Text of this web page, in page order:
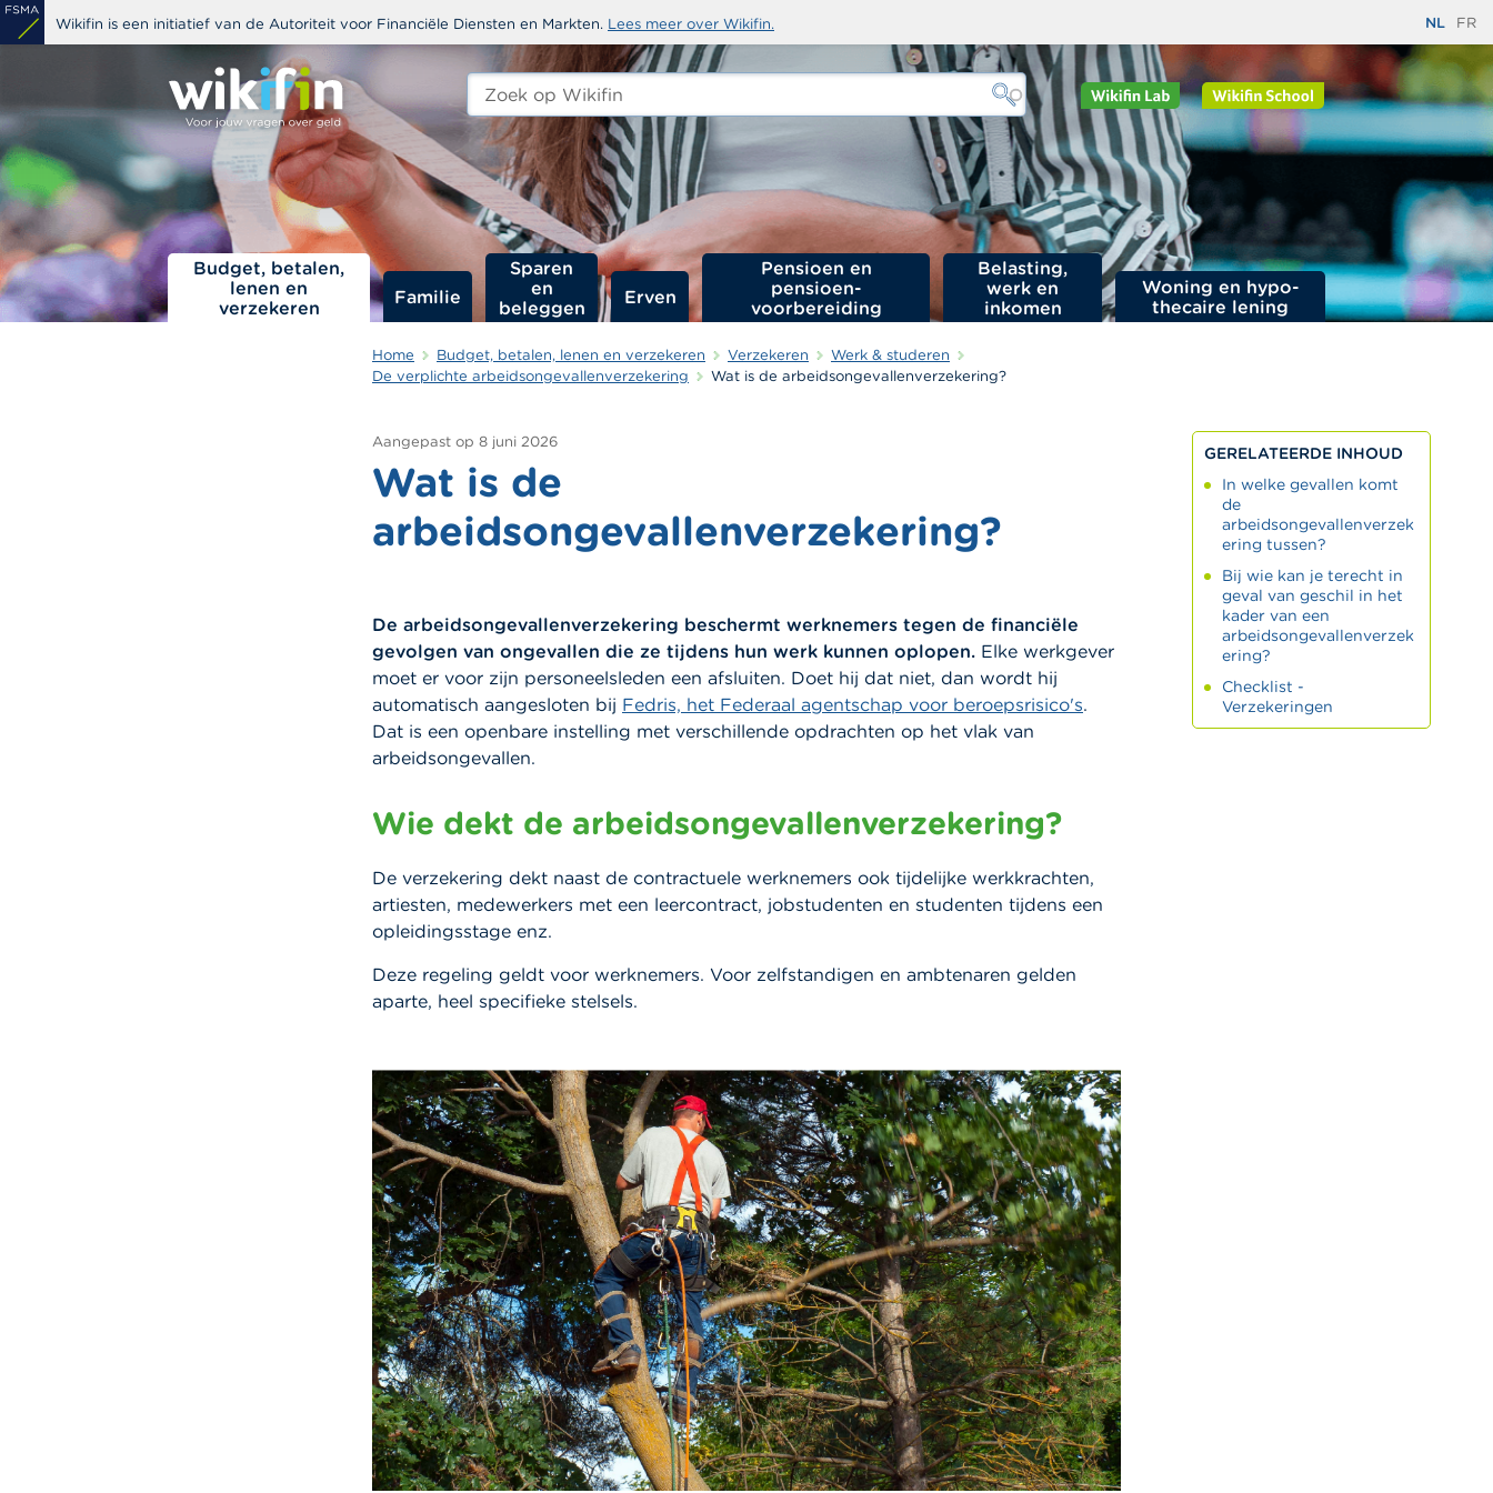
Overslaan
en
inhoud
gaan
Wikifin is een initiatief van de Autoriteit voor Financiële Diensten en Markten. Lees meer over Wikifin. NL FR
Zoeken
edit-
Budget, betalen,
lenen en
verzekeren
Familie
Sparen
en
beleggen
Erven
Pensioen en
pensioen­
voorbereiding
Belasting,
werk en
inkomen
Woning en hypo­
thecaire lening
Home Budget, betalen, lenen en verzekeren Verzekeren
Werk & studeren
De verplichte arbeidsongevallenverzekering
Wat is de arbeidsongevallenverzekering?
Aangepast op 8 juni 2026
Wat is de
arbeidsongevallenverzekering?
De arbeidsongevallenverzekering beschermt werknemers tegen de financiële
gevolgen van ongevallen die ze tijdens hun werk kunnen oplopen. Elke werkgever
moet er voor zijn personeelsleden een afsluiten. Doet hij dat niet, dan wordt hij
automatisch aangesloten bij Fedris, het Federaal agentschap voor beroepsrisico's.
Dat is een openbare instelling met verschillende opdrachten op het vlak van
arbeidsongevallen.
Wie dekt de arbeidsongevallenverzekering?
De verzekering dekt naast de contractuele werknemers ook tijdelijke werkkrachten,
artiesten, medewerkers met een leercontract, jobstudenten en studenten tijdens een
opleidingsstage enz.
Deze regeling geldt voor werknemers. Voor zelfstandigen en ambtenaren gelden
aparte, heel specifieke stelsels.
GERELATEERDE INHOUD
In welke gevallen komt
de
arbeidsongevallenverzek
ering tussen?
Bij wie kan je terecht in
geval van geschil in het
kader van een
arbeidsongevallenverzek
ering?
Checklist -
Verzekeringen